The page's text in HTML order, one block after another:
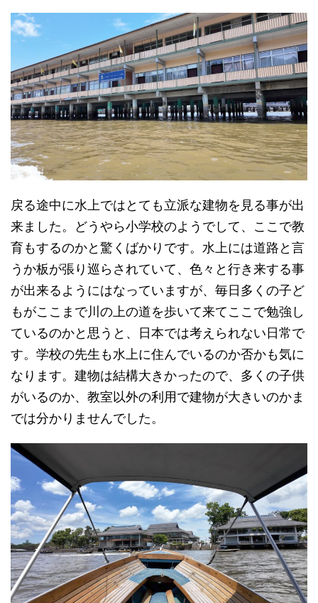
戻る途中に水上ではとても立派な建物を見る事が出
来ました。どうやら小学校のようでして、ここで教
育もするのかと驚くばかりです。水上には道路と言
うか板が張り巡らされていて、色々と行き来する事
が出来るようにはなっていますが、毎日多くの子ど
もがここまで川の上の道を歩いて来てここで勉強し
ているのかと思うと、日本では考えられない日常で
す。学校の先生も水上に住んでいるのか否かも気に
なります。建物は結構大きかったので、多くの子供
がいるのか、教室以外の利用で建物が大きいのかま
では分かりませんでした。